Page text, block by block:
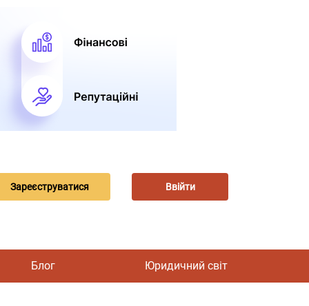
Зареєструватися Ввійти
Блог Юридичний світ